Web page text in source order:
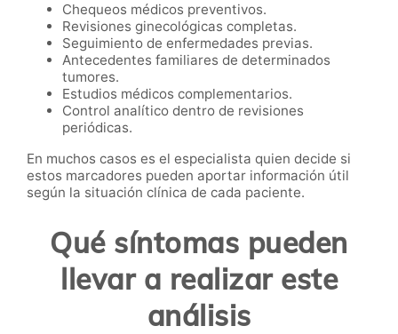
Chequeos médicos preventivos.
Revisiones ginecológicas completas.
Seguimiento de enfermedades previas.
Antecedentes familiares de determinados
tumores.
Estudios médicos complementarios.
Control analítico dentro de revisiones
periódicas.
En muchos casos es el especialista quien decide si
estos marcadores pueden aportar información útil
según la situación clínica de cada paciente.
Qué síntomas pueden
llevar a realizar este
análisis